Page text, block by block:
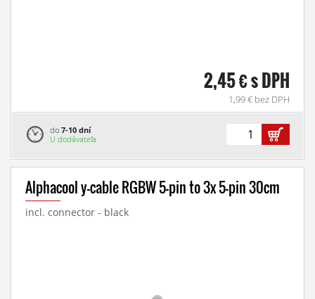
2,45 € s DPH
1,99 € bez DPH
do 7-10 dní
U dodávateľa
Alphacool y-cable RGBW 5-pin to 3x 5-pin 30cm
incl. connector - black